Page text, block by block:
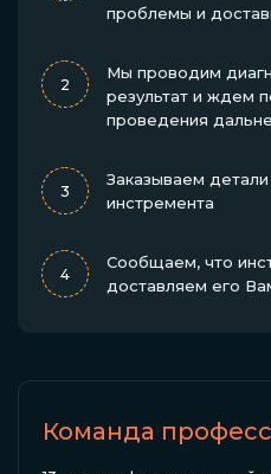
проблемы и
2
Мы проводим
результат и ждем
проведения
3
Заказываем
инстремента
4
Сообщаем, что
доставляем его
Команда